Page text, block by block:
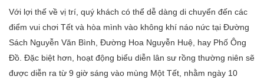
Với lợi thế về vị trí, quý khách có thể dễ dàng di chuyển đến các
điểm vui chơi Tết và hòa mình vào không khí náo nức tại Đường
Sách Nguyễn Văn Bình, Đường Hoa Nguyễn Huệ, hay Phố Ông
Đồ. Đặc biệt hơn, hoạt động biểu diễn lân sư rồng thường niên sẽ
được diễn ra từ 9 giờ sáng vào mùng Một Tết, nhằm ngày 10